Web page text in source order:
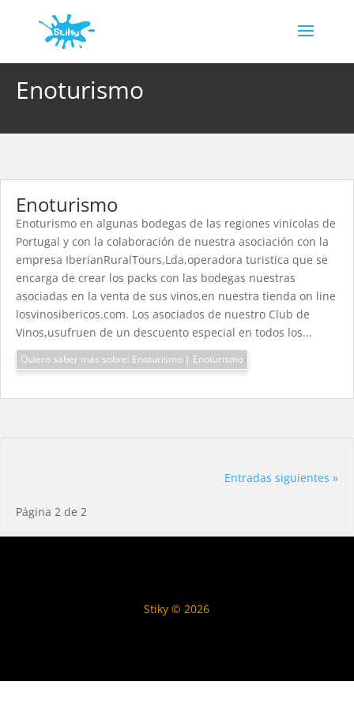
Enoturismo
Enoturismo
Enoturismo en algunas bodegas de las regiones vinicolas de
Portugal y con la colaboración de nuestra asociación con la
empresa IberianRuralTours,Lda,operadora turistica que se
encarga de crear los packs con las bodegas nuestras
asociadas en la venta de sus vinos,en nuestra tienda on line
losvinosibericos.com. Los asociados de nuestro Club de
Vinos,usufruen de un descuento especial en todos los...
Quiero saber más sobre: Enoturismo | Enoturismo
Entradas siguientes »
Página 2 de 2
Stiky © 2026